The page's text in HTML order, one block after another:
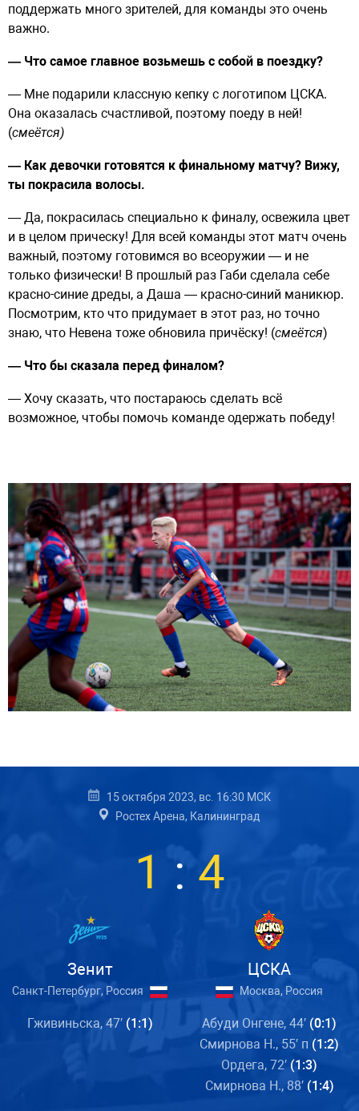
поддержать много зрителей, для команды это очень
важно.
— Что самое главное возьмешь с собой в поездку?
— Мне подарили классную кепку с логотипом ЦСКА.
Она оказалась счастливой, поэтому поеду в ней!
(смеётся)
— Как девочки готовятся к финальному матчу? Вижу,
ты покрасила волосы.
— Да, покрасилась специально к финалу, освежила цвет
и в целом прическу! Для всей команды этот матч очень
важный, поэтому готовимся во всеоружии — и не
только физически! В прошлый раз Габи сделала себе
красно-синие дреды, а Даша — красно-синий маникюр.
Посмотрим, кто что придумает в этот раз, но точно
знаю, что Невена тоже обновила причёску! (смеётся)
— Что бы сказала перед финалом?
— Хочу сказать, что постараюсь сделать всё
возможное, чтобы помочь команде одержать победу!
15 октября 2023, вс. 16:30 МСК
Ростех Арена, Калининград
Зенит
Санкт-Петербург, Россия
1 :4
ЦСКА
Москва, Россия
Гживиньска, 47′ (1:1) Абуди Онгене, 44′ (0:1)
Смирнова Н., 55′ п (1:2)
Ордега, 72′ (1:3)
Смирнова Н., 88′ (1:4)